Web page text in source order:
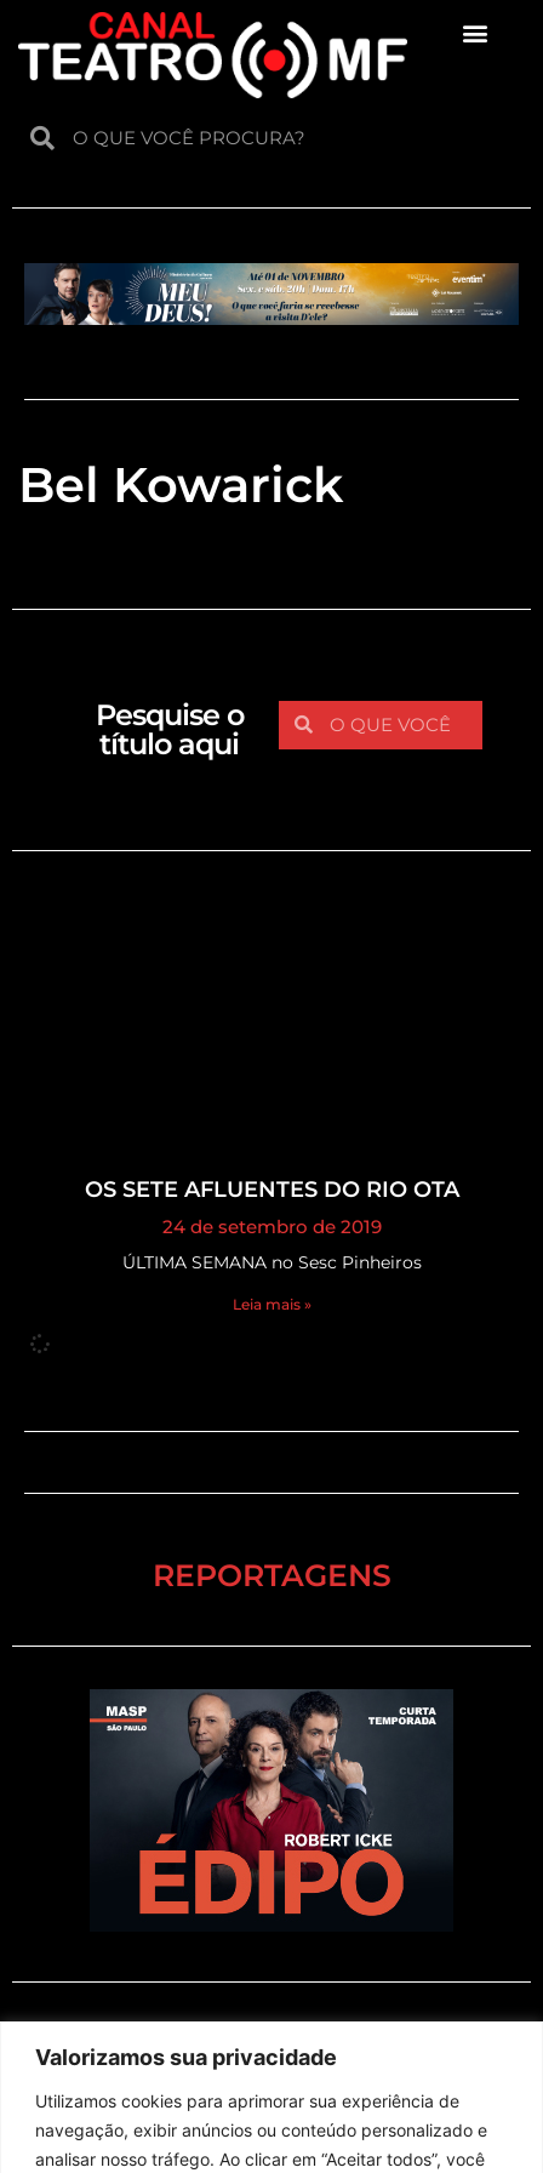
Valorizamos sua privacidade
Utilizamos cookies para aprimorar sua experiência de
navegação, exibir anúncios ou conteúdo personalizado e
analisar nosso tráfego. Ao clicar em “Aceitar todos”, você
Bel Kowarick
Pesquise o
título aqui
OS SETE AFLUENTES DO RIO OTA
24 de setembro de 2019
ÚLTIMA SEMANA no Sesc Pinheiros
Leia mais »
REPORTAGENS
EM CARTAZ